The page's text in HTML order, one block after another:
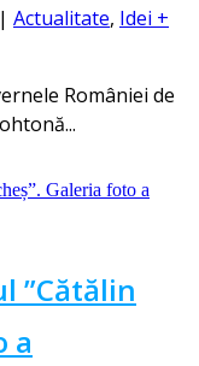
| Actualitate, Idei +
României de
”Cătălin
a